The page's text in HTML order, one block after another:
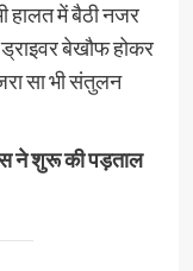
हालत में बैठी नजर
बेखौफ होकर
सा भी संतुलन
ने शुरू की पड़ताल